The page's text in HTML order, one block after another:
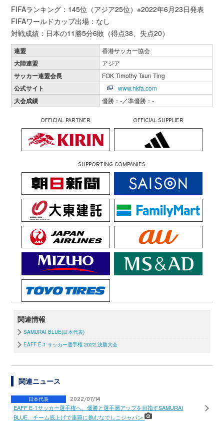
FIFAランキング：145位（アジア25位）※2022年6月23日発表
FIFAワールドカップ出場：なし
対戦成績：日本の11勝5分6敗（得点38、失点20）
連盟 香港サッカー協会
大陸連盟 アジア
サッカー連盟会長 FOK Timothy Tsun Ting
公式サイト www.hkfa.com
大会成績 優勝：-／準優勝：-
OFFICIAL PARTNER OFFICIAL SUPPLIER
SUPPORTING COMPANIES
関連情報
SAMURAI BLUE(日本代表)
EAFF E-1 サッカー選手権 2022 決勝大会
関連ニュース
日本代表 2022/07/14
EAFF E-1サッカー選手権へ、優勝と選手層アップを目指すSAMURAI
BLUE、チーム底上げで連覇に挑むなでしこジャパン